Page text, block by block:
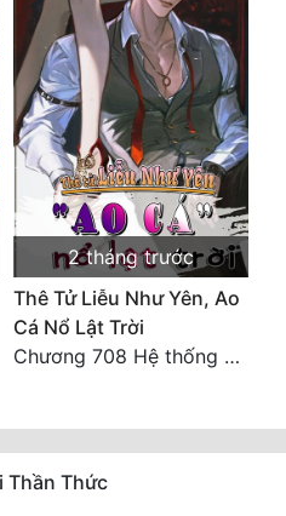
2 tháng trước
Thê Tử Liễu Như Yên, Ao
Cá Nổ Lật Trời
Chương 708 Hệ thống khởi nguyên cùng cuối cùng thuộc về
Thần Thức